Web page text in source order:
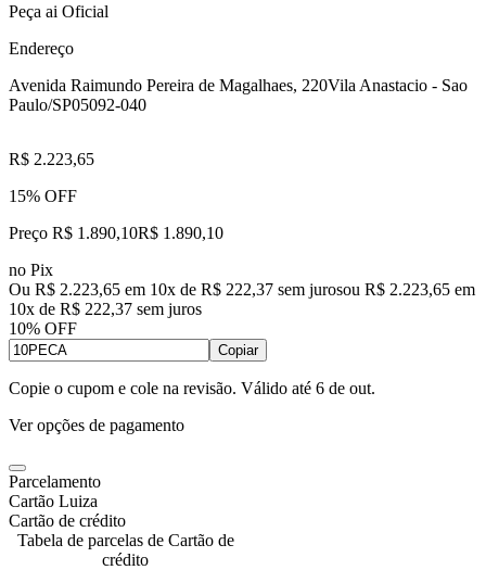
Peça ai Oficial
Endereço
Avenida Raimundo Pereira de Magalhaes, 220Vila Anastacio - Sao
Paulo/SP05092-040
R$ 2.223,65
15% OFF
Preço R$ 1.890,10R$ 1.890,10
no Pix
Ou R$ 2.223,65 em 10x de R$ 222,37 sem jurosou R$ 2.223,65 em
10x de R$ 222,37 sem juros
10% OFF
Copiar
Copie o cupom e cole na revisão. Válido até 6 de out.
Ver opções de pagamento
Parcelamento
Cartão Luiza
Cartão de crédito
Tabela de parcelas de Cartão de
crédito